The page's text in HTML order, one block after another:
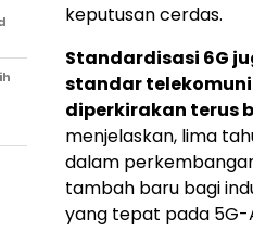
keputusan cerdas.
Standardisasi 6G
standar
diperkirakan terus
menjelaskan, lima
dalam
tambah baru bagi
yang tepat pada 5G-